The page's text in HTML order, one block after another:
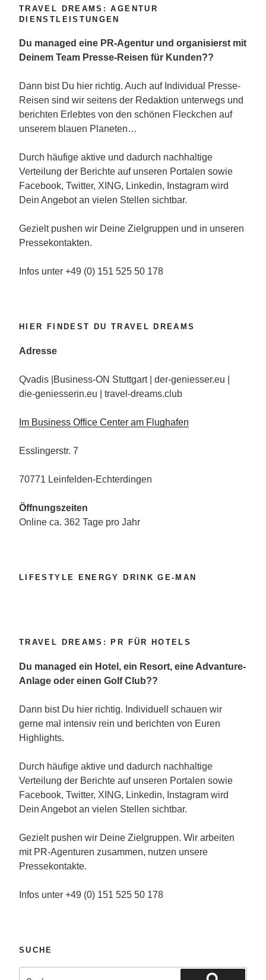
TRAVEL DREAMS: AGENTUR
DIENSTLEISTUNGEN
Du managed eine PR-Agentur und organisierst mit
Deinem Team Presse-Reisen für Kunden??
Dann bist Du hier richtig. Auch auf Individual Presse-
Reisen sind wir seitens der Redaktion unterwegs und
berichten Erlebtes von den schönen Fleckchen auf
unserem blauen Planeten…
Durch häufige aktive und dadurch nachhaltige
Verteilung der Berichte auf unseren Portalen sowie
Facebook, Twitter, XING, Linkedin, Instagram wird
Dein Angebot an vielen Stellen sichtbar.
Gezielt pushen wir Deine Zielgruppen und in unseren
Pressekontakten.
Infos unter +49 (0) 151 525 50 178
HIER FINDEST DU TRAVEL DREAMS
Adresse
Qvadis |Business-ON Stuttgart | der-geniesser.eu |
die-geniesserin.eu | travel-dreams.club
Im Business Office Center am Flughafen
Esslingerstr. 7
70771 Leinfelden-Echterdingen
Öffnungszeiten
Online ca. 362 Tage pro Jahr
LIFESTYLE ENERGY DRINK GE-MAN
TRAVEL DREAMS: PR FÜR HOTELS
Du managed ein Hotel, ein Resort, eine Advanture-
Anlage oder einen Golf Club??
Dann bist Du hier richtig. Individuell schauen wir
gerne mal intensiv rein und berichten von Euren
Highlights.
Durch häufige aktive und dadurch nachhaltige
Verteilung der Berichte auf unseren Portalen sowie
Facebook, Twitter, XING, Linkedin, Instagram wird
Dein Angebot an vielen Stellen sichtbar.
Gezielt pushen wir Deine Zielgruppen. Wir arbeiten
mit PR-Agenturen zusammen, nutzen unsere
Pressekontakte.
Infos unter +49 (0) 151 525 50 178
SUCHE